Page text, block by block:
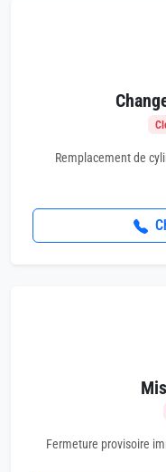
Remplacement de
Fermeture provisoire